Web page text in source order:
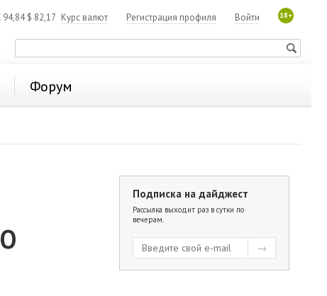
94,84$ 82,17 Курс валют 18+
Войти
Регистрация профиля
Форум
Подписка на дайджест
Рассылка выходит раз в сутки по
вечерам.